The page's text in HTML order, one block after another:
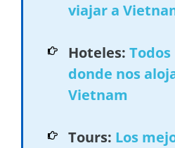
viajar a
Hoteles:
donde nos
Vietnam
Tours: Los